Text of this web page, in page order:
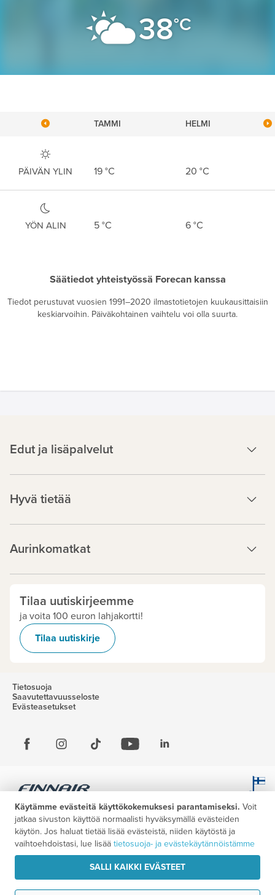
38°C
TAMMI HELMI
PÄIVÄN YLIN 19 °C 20 °C
YÖN ALIN 5 °C 6 °C
Säätiedot yhteistyössä Forecan kanssa
Tiedot perustuvat vuosien 1991–2020 ilmastotietojen kuukausittaisiin
keskiarvoihin. Päiväkohtainen vaihtelu voi olla suurta.
Edut ja lisäpalvelut
Hyvä tietää
Aurinkomatkat
Tilaa uutiskirjeemme
ja voita 100 euron lahjakortti!
Tilaa uutiskirje
Tietosuoja
Saavutettavuusseloste
Evästeasetukset
Käytämme evästeitä käyttökokemuksesi parantamiseksi. Voit
jatkaa sivuston käyttöä normaalisti hyväksymällä evästeiden
käytön. Jos haluat tietää lisää evästeistä, niiden käytöstä ja
vaihtoehdoistasi, lue lisää tietosuoja- ja evästekäytännöistämme
SALLI KAIKKI EVÄSTEET